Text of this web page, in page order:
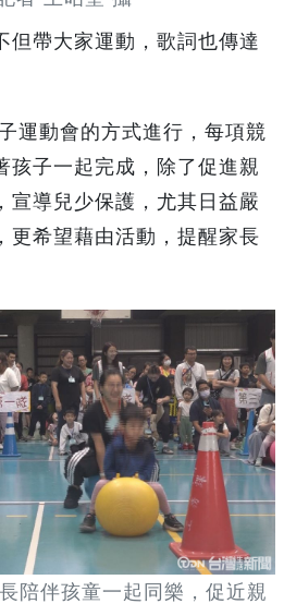
但帶大家運動，歌詞也傳達
運動會的方式進行，每項競
孩子一起完成，除了促進親
宣導兒少保護，尤其日益嚴
更希望藉由活動，提醒家長
陪伴孩童一起同樂，促近親